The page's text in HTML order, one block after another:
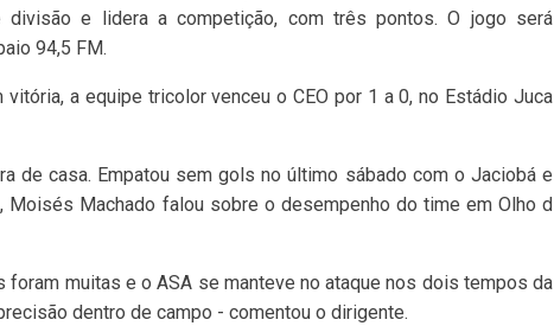
e lidera a competição, com três pontos. O jogo será
94,5 FM.
vitória, a equipe tricolor venceu o CEO por 1 a 0, no Estádio Juca
de casa. Empatou sem gols no último sábado com o Jaciobá e
Moisés Machado falou sobre o desempenho do time em Olho d
foram muitas e o ASA se manteve no ataque nos dois tempos da
dentro de campo - comentou o dirigente.